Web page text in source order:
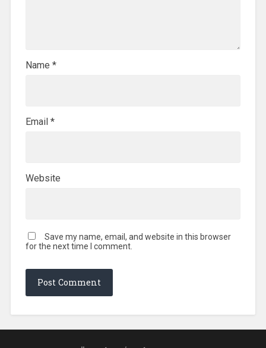
Name *
Email *
Website
Save my name, email, and website in this browser
for the next time I comment.